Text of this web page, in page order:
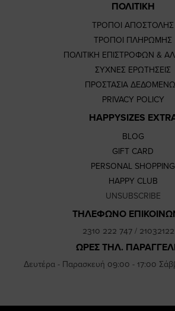
ΠΟΛΙΤΙΚΗ
ΤΡΟΠΟΙ ΑΠΟΣΤΟΛΗΣ
ΤΡΟΠΟΙ ΠΛΗΡΩΜΗΣ
ΠΟΛΙΤΙΚΗ ΕΠΙΣΤΡΟΦΩΝ &
ΣΥΧΝΕΣ ΕΡΩΤΗΣΕΙΣ
ΠΡΟΣΤΑΣΙΑ
PRIVACY POLICY
HAPPYSIZES
BLOG
GIFT CARD
PERSONAL SHOPPING
HAPPY CLUB
UNSUBSCRIBE
ΤΗΛΕΦΩΝΟ
2310 222 747/
ΩΡΕΣ ΤΗΛ.
Δευτέρα - Παρασκευή 09:00 - 17:00